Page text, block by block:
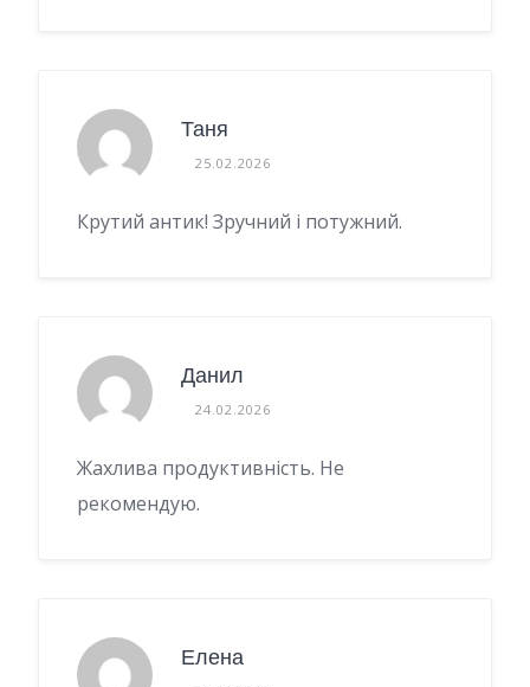
Таня
25.02.2026
Крутий антик! Зручний і потужний.
Данил
24.02.2026
Жахлива продуктивність. Не
рекомендую.
Елена